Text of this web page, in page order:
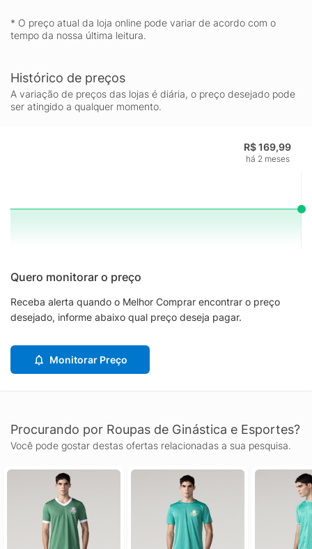
* O preço atual da loja online pode variar de acordo com o
tempo da nossa última leitura.
Histórico de preços
A variação de preços das lojas é diária, o preço desejado pode
ser atingido a qualquer momento.
R$ 169,99
há 2 meses
Quero monitorar o preço
Receba alerta quando o Melhor Comprar encontrar o preço
desejado, informe abaixo qual preço deseja pagar.
Monitorar Preço
Procurando por Roupas de Ginástica e Esportes?
Você pode gostar destas ofertas relacionadas a sua pesquisa.